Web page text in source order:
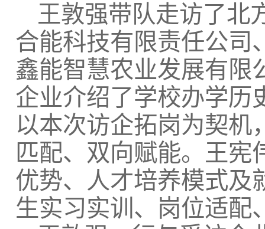
王敦强带队走访了北
合能科技有限责任公司
鑫能智慧农业发展有限
企业介绍了学校办学历
以本次访企拓岗为契机
匹配、双向赋能。王
优势、人才培养模式及
生实习实训、岗位适配